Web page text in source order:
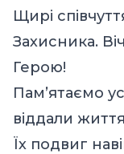
Щирі
Захисника.
Герою!
Пам’ятаємо
віддали
Їх подвиг